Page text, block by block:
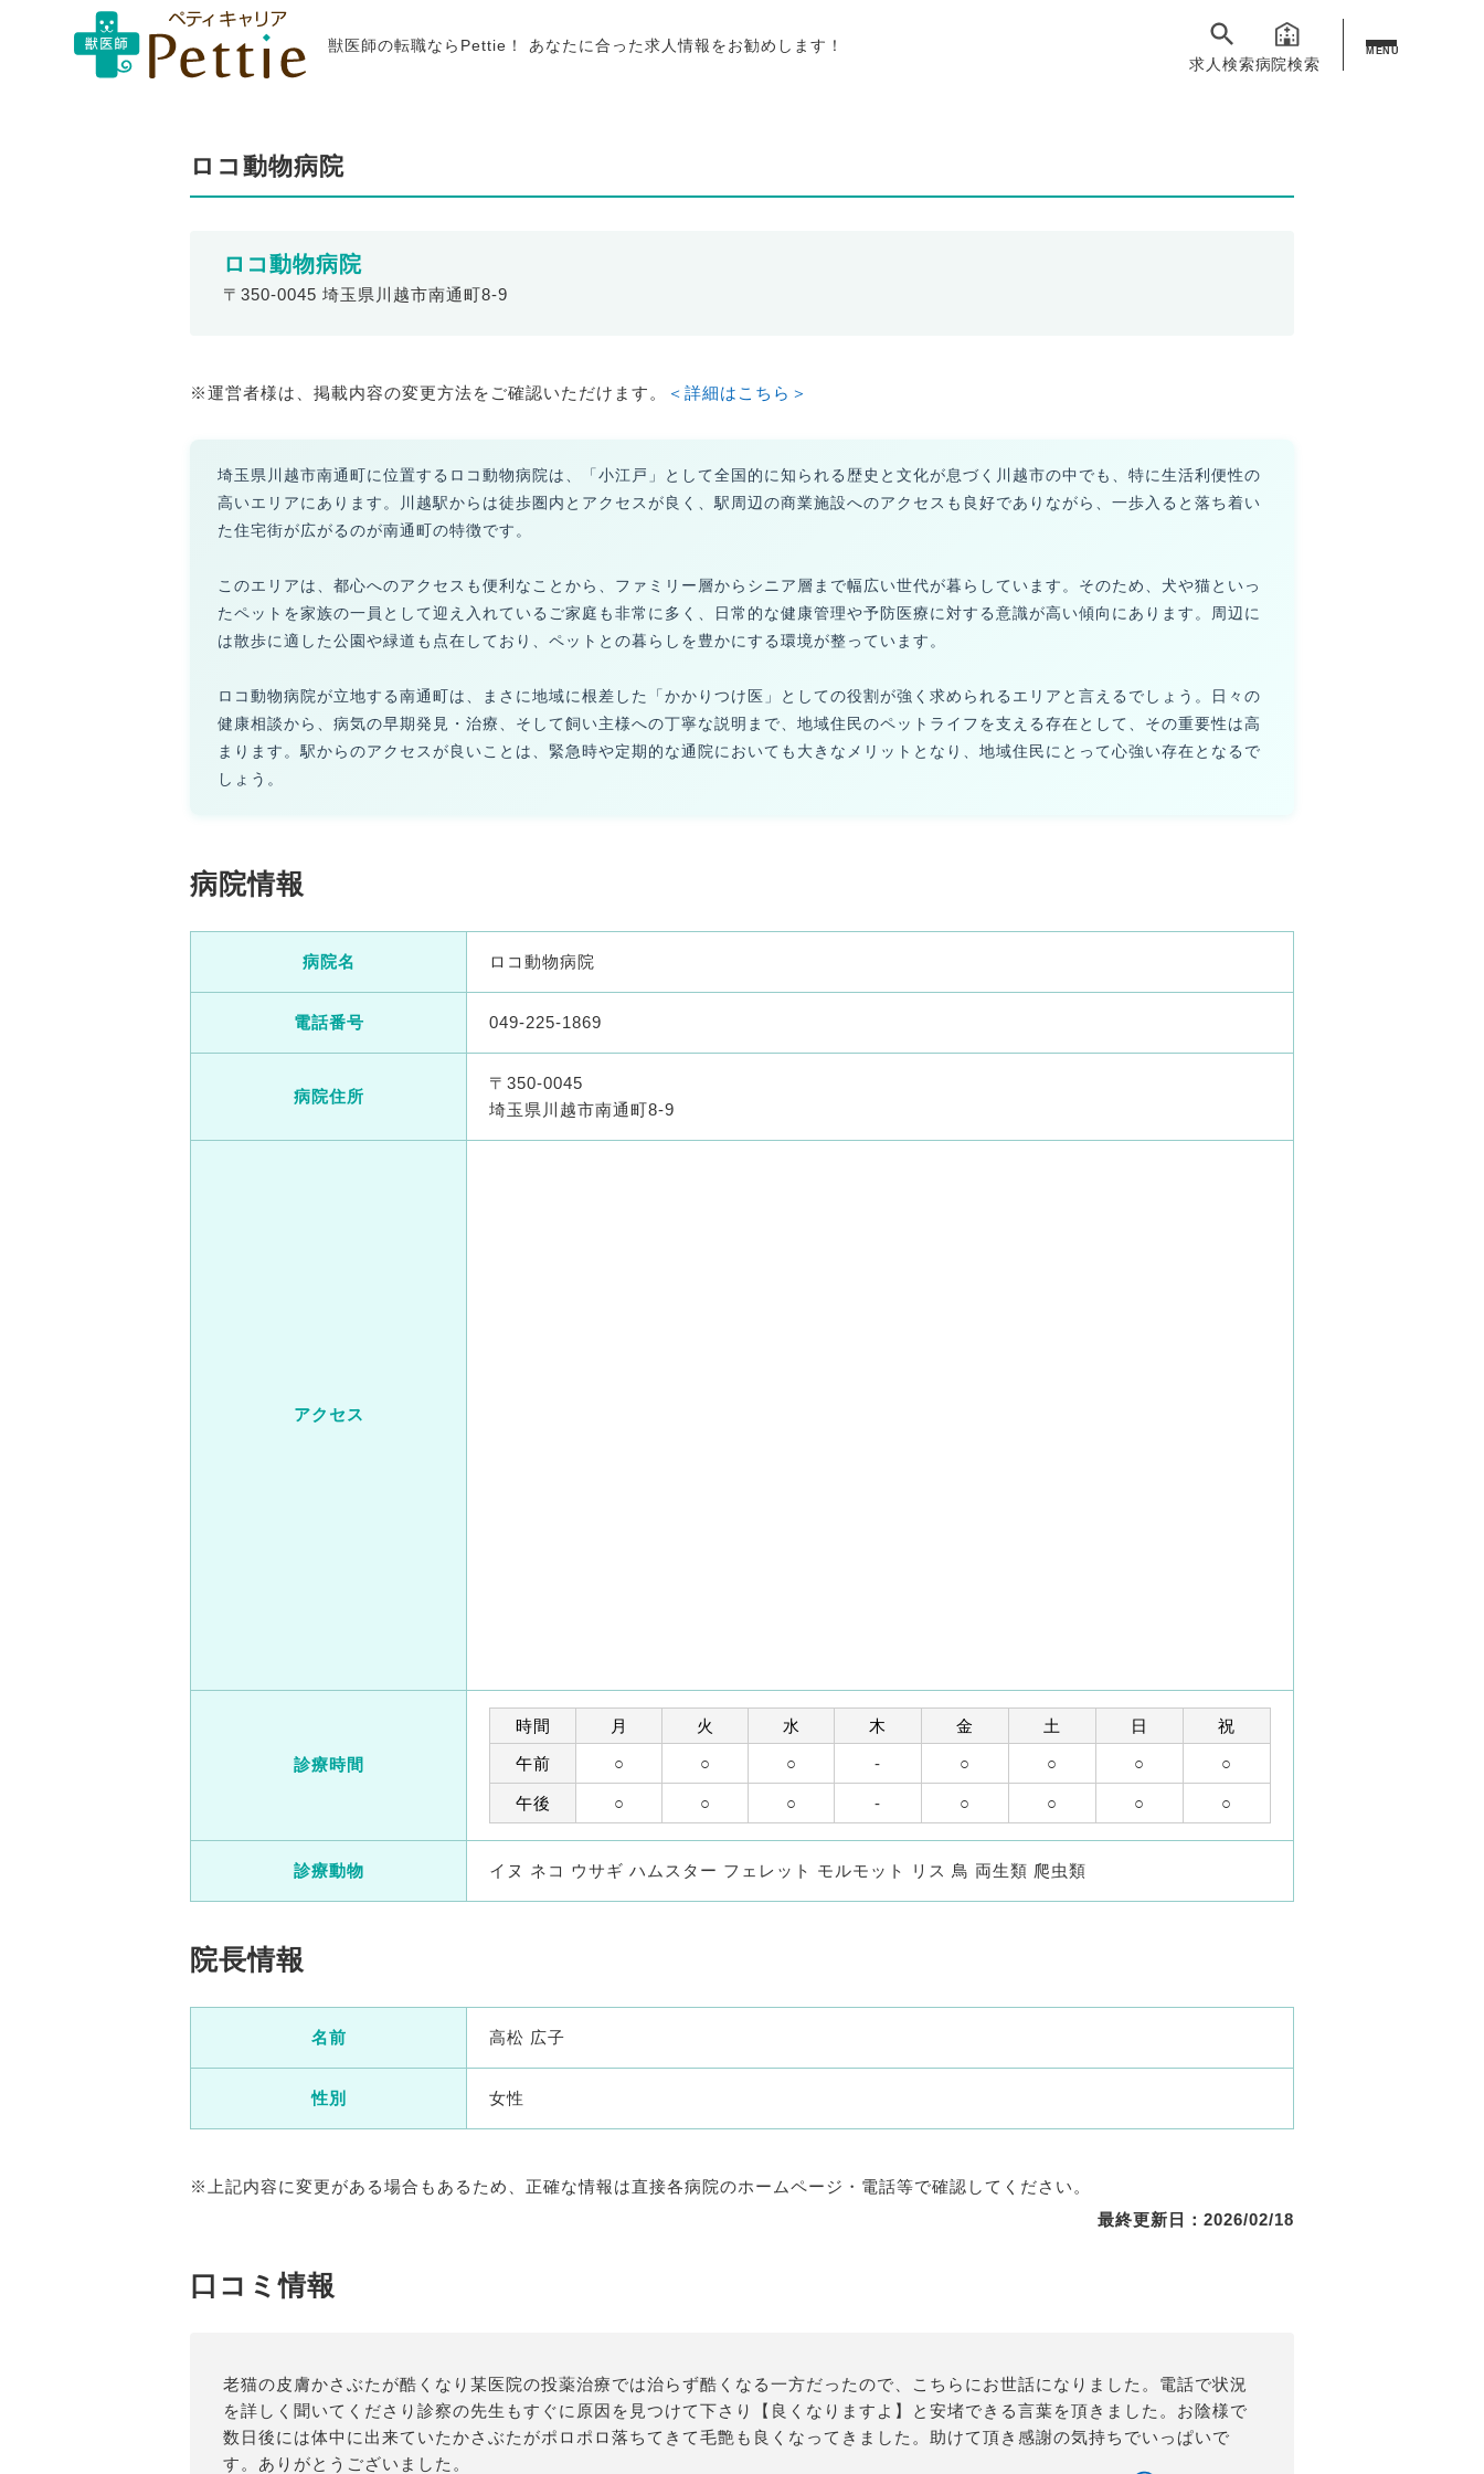
獣医師の転職ならPettie！ あなたに合った求人情報をお勧めします！
求人検索病院検索
MENU
ロコ動物病院
ロコ動物病院
〒350-0045 埼玉県川越市南通町8-9
※運営者様は、掲載内容の変更方法をご確認いただけます。 ＜詳細はこちら＞
埼玉県川越市南通町に位置するロコ動物病院は、「小江戸」として全国的に知られる歴史と文化が息づく川越市の中でも、特に生活利便性の
高いエリアにあります。川越駅からは徒歩圏内とアクセスが良く、駅周辺の商業施設へのアクセスも良好でありながら、一歩入ると落ち着い
た住宅街が広がるのが南通町の特徴です。
このエリアは、都心へのアクセスも便利なことから、ファミリー層からシニア層まで幅広い世代が暮らしています。そのため、犬や猫といっ
たペットを家族の一員として迎え入れているご家庭も非常に多く、日常的な健康管理や予防医療に対する意識が高い傾向にあります。周辺に
は散歩に適した公園や緑道も点在しており、ペットとの暮らしを豊かにする環境が整っています。
ロコ動物病院が立地する南通町は、まさに地域に根差した「かかりつけ医」としての役割が強く求められるエリアと言えるでしょう。日々の
健康相談から、病気の早期発見・治療、そして飼い主様への丁寧な説明まで、地域住民のペットライフを支える存在として、その重要性は高
まります。駅からのアクセスが良いことは、緊急時や定期的な通院においても大きなメリットとなり、地域住民にとって心強い存在となるで
しょう。
病院情報
病院名 ロコ動物病院
電話番号 049-225-1869
病院住所
〒350-0045
埼玉県川越市南通町8-9
アクセス
診療時間
時間 月 火 水 木 金 土 日
祝
午前
○ ○ ○ - ○ ○ ○ ○
午後 ○ ○ ○ - ○ ○ ○ ○
診療動物 イヌ ネコ ウサギ ハムスター フェレット モルモット リス 鳥 両生類 爬虫類
院長情報
名前 高松 広子
性別 女性
※上記内容に変更がある場合もあるため、正確な情報は直接各病院のホームページ・電話等で確認してください。
最終更新日：2026/02/18
口コミ情報
老猫の皮膚かさぶたが酷くなり某医院の投薬治療では治らず酷くなる一方だったので、こちらにお世話になりました。電話で状況
を詳しく聞いてくださり診察の先生もすぐに原因を見つけて下さり【良くなりますよ】と安堵できる言葉を頂きました。お陰様で
数日後には体中に出来ていたかさぶたがポロポロ落ちてきて毛艶も良くなってきました。助けて頂き感謝の気持ちでいっぱいで
す。ありがとうございました。